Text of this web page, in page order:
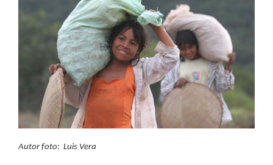
Autor foto: Luis Vera